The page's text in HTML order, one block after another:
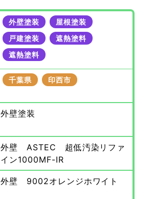
外壁塗装
屋根塗装
戸建塗装
遮熱塗料
遮熱塗料
千葉県 印西市
外壁塗装
外壁 ASTEC 超低汚染リファ
イン1000MF-IR
外壁 9002オレンジホワイト